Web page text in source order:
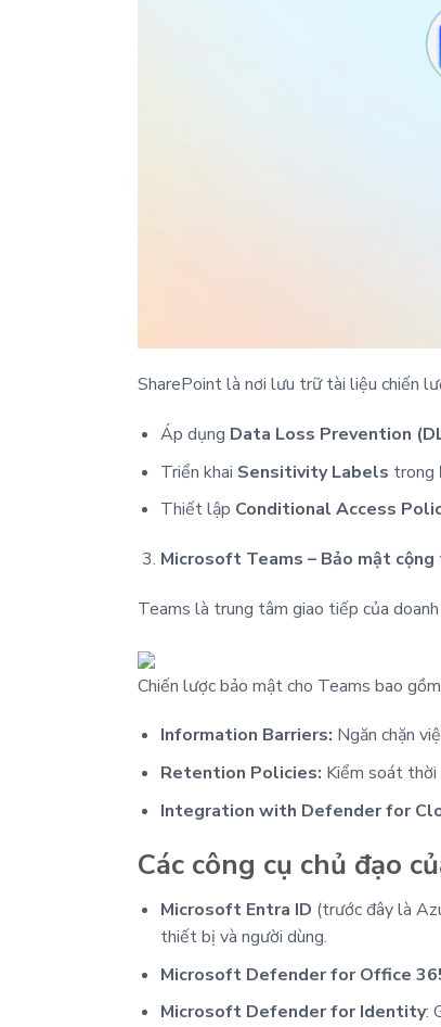
SharePoint là nơi lưu trữ tài liệu chiến
Áp dụng Data Loss Prevention
Triển khai Sensitivity Labels trong
Thiết lập Conditional Access
Microsoft Teams – Bảo mật
Teams là trung tâm giao tiếp của doanh
Chiến lược bảo mật cho Teams bao
Information Barriers: Ngăn chặn
Retention Policies: Kiểm soát
Integration with Defender for
Các công cụ chủ đạo
Microsoft Entra ID (trước đây là
thiết bị và người dùng.
Microsoft Defender for Office
Microsoft Defender for Identity: